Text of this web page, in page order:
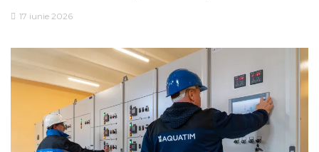
17 iunie 2026